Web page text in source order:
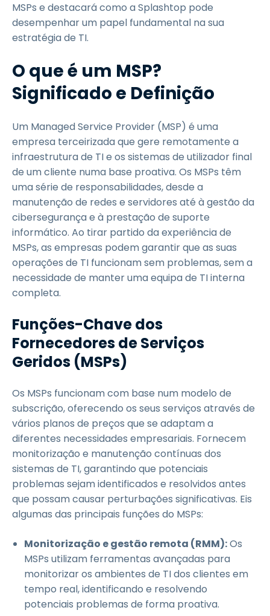
MSPs e destacará como a Splashtop pode
desempenhar um papel fundamental na sua
estratégia de TI.
O que é um MSP?
Significado e Definição
Um Managed Service Provider (MSP) é uma
empresa terceirizada que gere remotamente a
infraestrutura de TI e os sistemas de utilizador final
de um cliente numa base proativa. Os MSPs têm
uma série de responsabilidades, desde a
manutenção de redes e servidores até à gestão da
cibersegurança e à prestação de suporte
informático. Ao tirar partido da experiência de
MSPs, as empresas podem garantir que as suas
operações de TI funcionam sem problemas, sem a
necessidade de manter uma equipa de TI interna
completa.
Funções-Chave dos
Fornecedores de Serviços
Geridos (MSPs)
Os MSPs funcionam com base num modelo de
subscrição, oferecendo os seus serviços através de
vários planos de preços que se adaptam a
diferentes necessidades empresariais. Fornecem
monitorização e manutenção contínuas dos
sistemas de TI, garantindo que potenciais
problemas sejam identificados e resolvidos antes
que possam causar perturbações significativas. Eis
algumas das principais funções do MSPs:
Monitorização e gestão remota (RMM):Os
MSPs utilizam ferramentas avançadas para
monitorizar os ambientes de TI dos clientes em
tempo real, identificando e resolvendo
potenciais problemas de forma proativa.